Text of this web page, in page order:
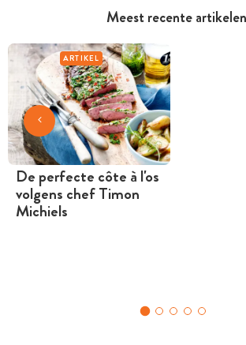
Meest recente artikelen
ARTIKEL
De perfecte côte à l'os
volgens chef Timon
Michiels